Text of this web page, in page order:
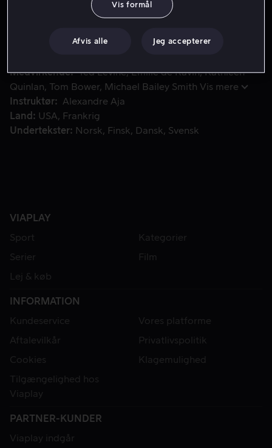
hans kone Ethel fejrer deres sølvbryllup med en
sammen i ødemarken, og et mareridt begynder.
Medvirkende Ted Levine Emilie de Ravin Kathleen
Quinlan
Tom Bower Michael Bailey Smith Vis mere
Instruktør
Alexandre Aja
Land
USA
Frankrig
Undertekster
Norsk Finsk Dansk Svensk
VIAPLAY
Sport
Kategorier
Serier
Film
Lej & køb
INFORMATION
Kundeservice
Vores platforme
Aftalevilkår
Privatlivspolitik
Cookies
Klagemulighed
Tilgængelighed hos
Viaplay
PARTNER-KUNDER
Viaplay indgår
Vis formål
Afvis alle Jeg accepterer